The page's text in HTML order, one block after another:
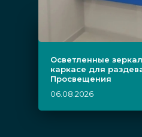
Осветленные
каркасе для
Просвещения
06.08.2026